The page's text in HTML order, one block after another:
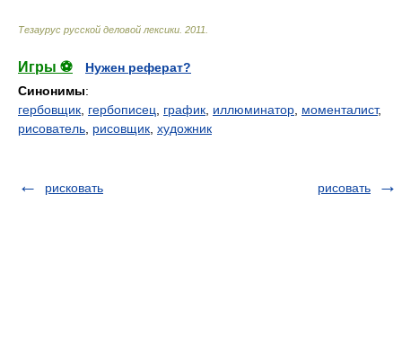
Тезаурус русской деловой лексики 2011
Игры ⚽
Нужен реферат?
Синонимы:
гербовщик гербописец график иллюминатор моменталист,
рисователь рисовщик художник
рисковать рисовать